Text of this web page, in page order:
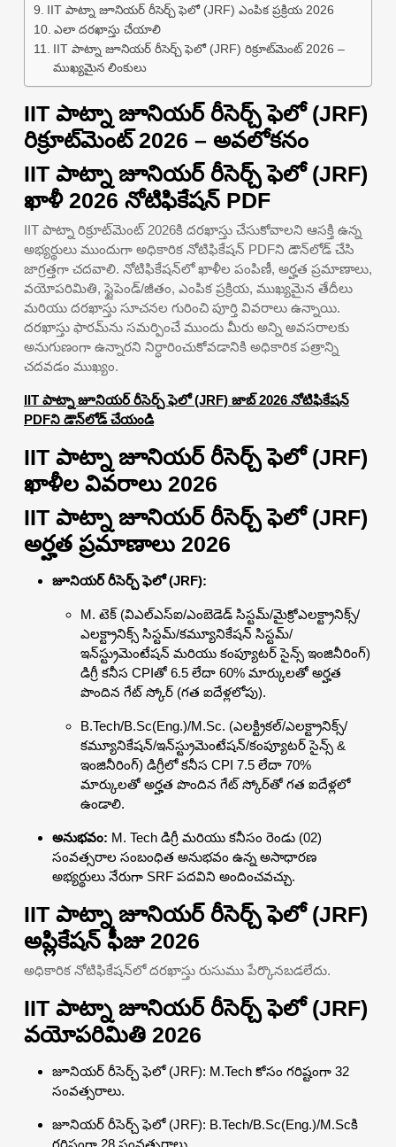
IIT పాట్నా జూనియర్ రీసెర్చ్ ఫెలో (JRF) ఎంపిక ప్రక్రియ 2026
ఎలా దరఖాస్తు చేయాలి
IIT పాట్నా జూనియర్ రీసెర్చ్ ఫెలో (JRF) రిక్రూట్‌మెంట్ 2026 –
ముఖ్యమైన లింకులు
IIT పాట్నా జూనియర్ రీసెర్చ్ ఫెలో (JRF)
రిక్రూట్‌మెంట్ 2026 – అవలోకనం
IIT పాట్నా జూనియర్ రీసెర్చ్ ఫెలో (JRF)
ఖాళీ 2026 నోటిఫికేషన్ PDF
IIT పాట్నా రిక్రూట్‌మెంట్ 2026కి దరఖాస్తు చేసుకోవాలని ఆసక్తి ఉన్న
అభ్యర్థులు ముందుగా అధికారిక నోటిఫికేషన్ PDFని డౌన్‌లోడ్ చేసి
జాగ్రత్తగా చదవాలి. నోటిఫికేషన్‌లో ఖాళీల పంపిణీ, అర్హత ప్రమాణాలు,
వయోపరిమితి, స్టైపెండ్/జీతం, ఎంపిక ప్రక్రియ, ముఖ్యమైన తేదీలు
మరియు దరఖాస్తు సూచనల గురించి పూర్తి వివరాలు ఉన్నాయి.
దరఖాస్తు ఫారమ్‌ను సమర్పించే ముందు మీరు అన్ని అవసరాలకు
అనుగుణంగా ఉన్నారని నిర్ధారించుకోవడానికి అధికారిక పత్రాన్ని
చదవడం ముఖ్యం.
IIT పాట్నా జూనియర్ రీసెర్చ్ ఫెలో (JRF) జాబ్ 2026 నోటిఫికేషన్
PDFని డౌన్‌లోడ్ చేయండి
IIT పాట్నా జూనియర్ రీసెర్చ్ ఫెలో (JRF)
ఖాళీల వివరాలు 2026
IIT పాట్నా జూనియర్ రీసెర్చ్ ఫెలో (JRF)
అర్హత ప్రమాణాలు 2026
జూనియర్ రీసెర్చ్ ఫెలో (JRF):
M. టెక్ (విఎల్‌ఎస్‌ఐ/ఎంబెడెడ్ సిస్టమ్/మైక్రోఎలక్ట్రానిక్స్/
ఎలక్ట్రానిక్స్ సిస్టమ్/కమ్యూనికేషన్ సిస్టమ్/
ఇన్‌స్ట్రుమెంటేషన్ మరియు కంప్యూటర్ సైన్స్ ఇంజినీరింగ్)
డిగ్రీ కనీస CPIతో 6.5 లేదా 60% మార్కులతో అర్హత
పొందిన గేట్ స్కోర్ (గత ఐదేళ్లలోపు).
B.Tech/B.Sc(Eng.)/M.Sc. (ఎలక్ట్రికల్/ఎలక్ట్రానిక్స్/
కమ్యూనికేషన్/ఇన్‌స్ట్రుమెంటేషన్/కంప్యూటర్ సైన్స్ &
ఇంజినీరింగ్) డిగ్రీలో కనీస CPI 7.5 లేదా 70%
మార్కులతో అర్హత పొందిన గేట్ స్కోర్‌తో గత ఐదేళ్లలో
ఉండాలి.
అనుభవం: M. Tech డిగ్రీ మరియు కనీసం రెండు (02)
సంవత్సరాల సంబంధిత అనుభవం ఉన్న అసాధారణ
అభ్యర్థులు నేరుగా SRF పదవిని అందించవచ్చు.
IIT పాట్నా జూనియర్ రీసెర్చ్ ఫెలో (JRF)
అప్లికేషన్ ఫీజు 2026
అధికారిక నోటిఫికేషన్‌లో దరఖాస్తు రుసుము పేర్కొనబడలేదు.
IIT పాట్నా జూనియర్ రీసెర్చ్ ఫెలో (JRF)
వయోపరిమితి 2026
జూనియర్ రీసెర్చ్ ఫెలో (JRF): M.Tech కోసం గరిష్టంగా 32
సంవత్సరాలు.
జూనియర్ రీసెర్చ్ ఫెలో (JRF): B.Tech/B.Sc(Eng.)/M.Scకి
గరిష్టంగా 28 సంవత్సరాలు.